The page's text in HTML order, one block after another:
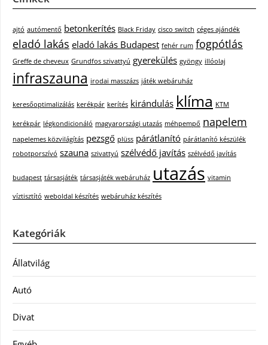
ajtó autómentő betonkerítés Black Friday cisco switch céges ajándék
eladó lakás eladó lakás Budapest fehér rum fogpótlás
Greffe de cheveux Grundfos szivattyú gyerekülés gyöngy illóolaj
infraszauna irodai masszázs játék webáruház
keresőoptimalizálás kerékpár kerítés kirándulás klíma KTM
kerékpár légkondicionáló magyarországi utazás méhpempő napelem
napelemes közvilágítás pezsgő plüss párátlanító párátlanító készülék
robotporszívó szauna szivattyú szélvédő javítás szélvédő javítás
budapest társasjáték társasjáték webáruház utazás vitamin
víztisztító weboldal készítés webáruház készítés
Kategóriák
Állatvilág
Autó
Divat